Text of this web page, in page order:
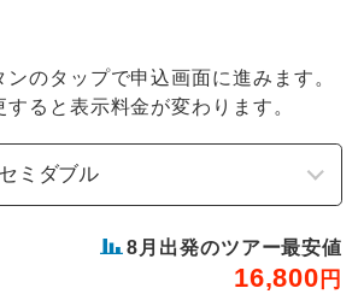
ンのタップで申込画面に進みます。
ると表示料金が変わります。
8 月出発のツアー最安値
16,800 円